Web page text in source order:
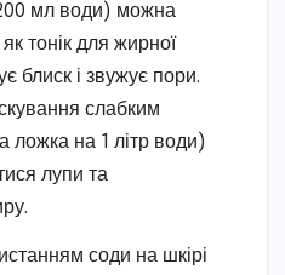
мл води) можна
тонік для жирної
блиск і звужує пори.
слабким
ложка на 1 літр води)
лупи та
соди на шкірі